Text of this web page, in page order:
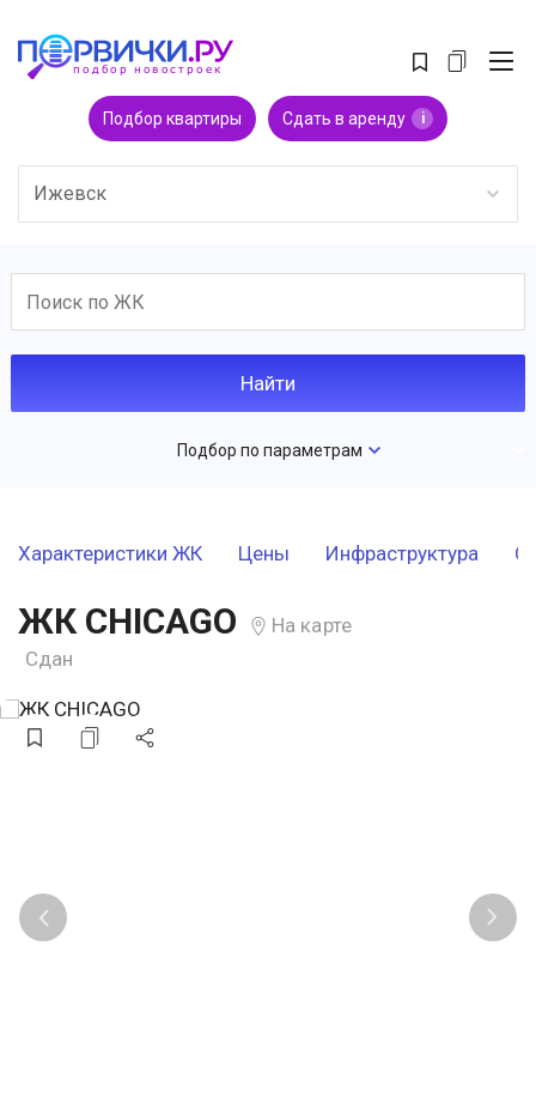
Подбор квартиры Сдать в аренду i
Ижевск
Подбор по параметрам
Характеристики ЖК Цены Инфраструктура
ЖК CHICAGO
На карте
Сдан